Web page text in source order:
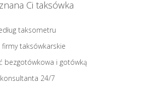
Ci taksówka
taksometru
firmy taksówkarskie
bezgotówkowa i gotówką
24/7